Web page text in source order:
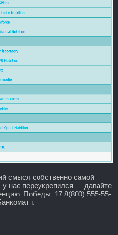
смысл собственно самой
у нас переукрепился — давайте
Победы, 17 8(800) 555-55-
г.